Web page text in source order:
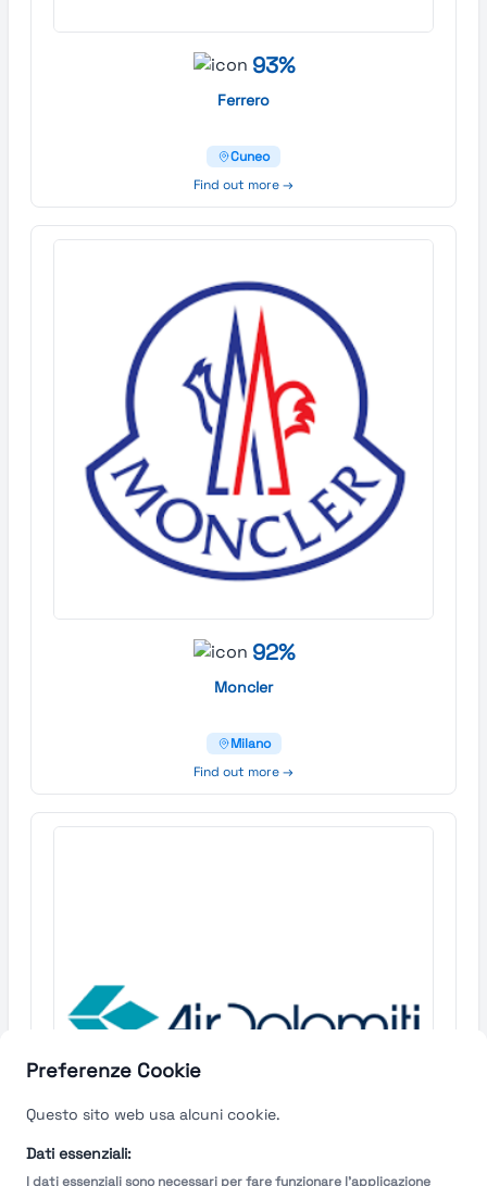
Preferenze Cookie
Questo sito web usa alcuni cookie.
Dati essenziali:
I dati essenziali sono necessari per fare funzionare l'applicazione
93%
Ferrero
Cuneo
Find out more →
92%
Moncler
Milano
Find out more →